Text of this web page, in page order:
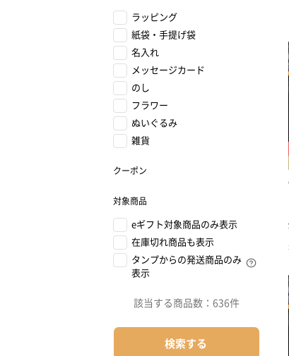
ラッピング
紙袋・手提げ袋
名入れ
メッセージカード
のし
フラワー
ぬいぐるみ
雑貨
クーポン
対象商品
eギフト対象商品のみ表示
在庫切れ商品も表示
タンプからの発送商品のみ
表示
該当する商品数： 636件
検索する